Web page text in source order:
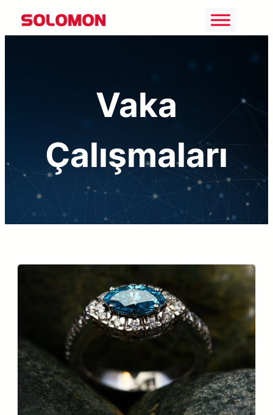
İçeriğe
geç
Vaka
Çalışmaları